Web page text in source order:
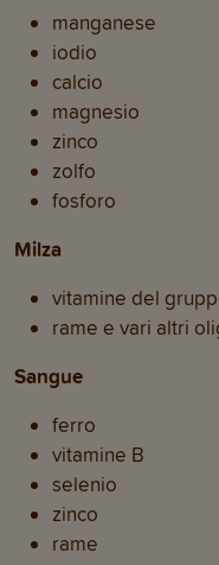
manganese
iodio
calcio
magnesio
zinco
zolfo
fosforo
Milza
vitamine del
rame e vari altri
Sangue
ferro
vitamine B
selenio
zinco
rame